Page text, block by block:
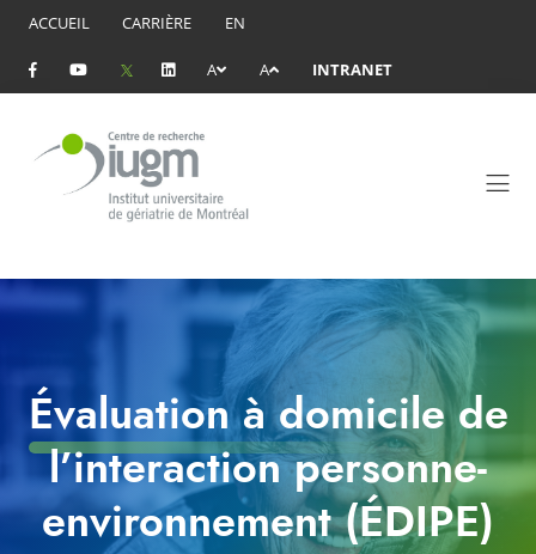
ACCUEIL CARRIÈRE EN
A A INTRANET
Évaluation à domicile de
l’interaction personne-
environnement (ÉDIPE)